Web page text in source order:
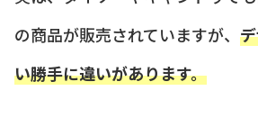
の商品が販売されていますが、
い勝手に違いがあります。